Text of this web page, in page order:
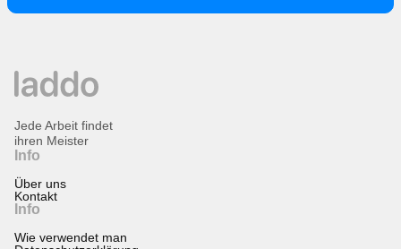
Info
Über uns
Kontakt
Info
Wie verwendet man
Jede Arbeit findet
ihren Meister